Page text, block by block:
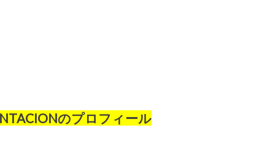
のプロフィール